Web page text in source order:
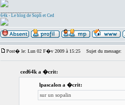
64k - Le blog de Soph et Ced
Post� le: Lun 02 F�v 2009 à 15:25 Sujet du message:
ced64k a �crit:
lpascalon a �crit:
sur un sopalin